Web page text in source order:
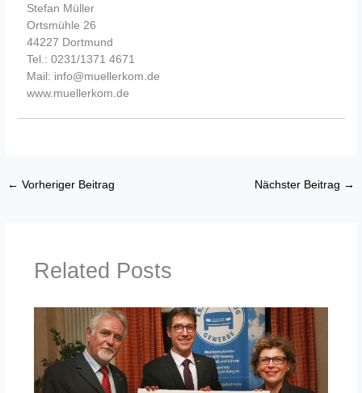
Stefan Müller
Ortsmühle 26
44227 Dortmund
Tel.: 0231/1371 4671
Mail: info@muellerkom.de
www.muellerkom.de
← Vorheriger Beitrag Nächster Beitrag →
Related Posts